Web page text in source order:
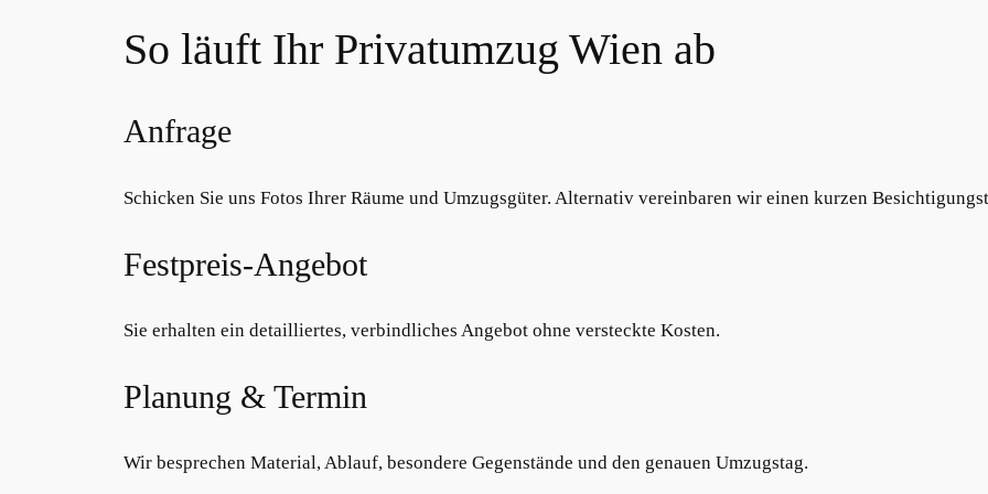
So läuft Ihr Privatumzug Wien ab
Anfrage
Schicken Sie uns Fotos Ihrer Räume und Umzugsgüter. Alternativ vereinbaren wir einen kurzen
Festpreis-Angebot
Sie erhalten ein detailliertes, verbindliches Angebot ohne versteckte Kosten.
Planung & Termin
Wir besprechen Material, Ablauf, besondere Gegenstände und den genauen Umzugstag.